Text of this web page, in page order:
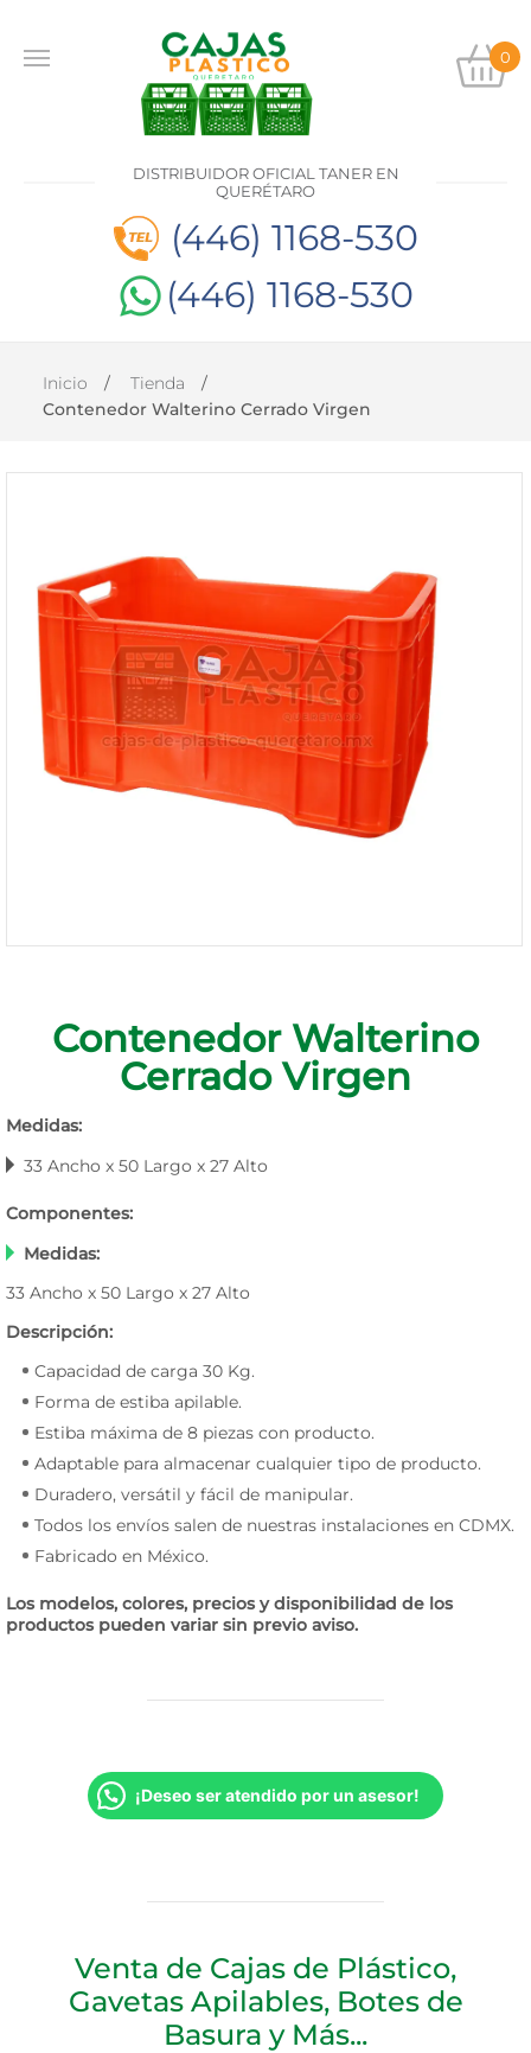
0
DISTRIBUIDOR OFICIAL TANER EN
QUERÉTARO
(446) 1168-530
(446) 1168-530
DISTRIBUIDOR
OFICIAL
(446)
530
1168-
Bienvenido
Ingresa
Regístrate
Inicio
Tienda
Contenedor Walterino Cerrado Virgen
Contenedor Walterino
Cerrado Virgen
Medidas:
33 Ancho x 50 Largo x 27 Alto
Componentes:
Medidas:
33 Ancho x 50 Largo x 27 Alto
Descripción:
Capacidad de carga 30 Kg.
Forma de estiba apilable.
Estiba máxima de 8 piezas con producto.
Adaptable para almacenar cualquier tipo de producto.
Duradero, versátil y fácil de manipular.
Todos los envíos salen de nuestras instalaciones en CDMX.
Fabricado en México.
Los modelos, colores, precios y disponibilidad de los
productos pueden variar sin previo aviso.
¡Deseo ser atendido por un asesor!
Venta de Cajas de Plástico,
Gavetas Apilables, Botes de
Basura y Más...